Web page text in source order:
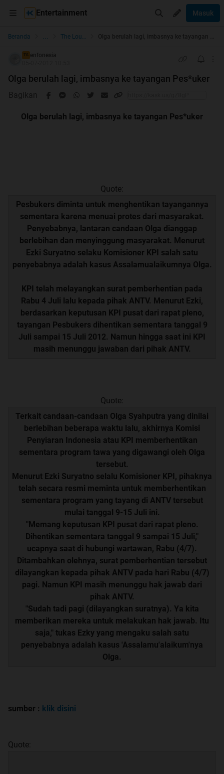
Entertainment Masuk
Beranda ... The Lounge
TS enfonesia
Olga berulah lagi, imbasnya ke tayangan Pes*uker
Bagikan
Olga berulah lagi, imbasnya ke tayangan Pes*uker
Quote:
Pesbukers diminta untuk menghentikan tayangannya
sementara karena menuai protes dari masyarakat.
Penyebabnya, lantaran candaan Olga dianggap
berlebihan dan menyinggung masyarakat. Menurut
Ezki Suryatno selaku Komisioner KPI salah satu
penyebabnya adalah kasus Assalamualaikumnya Olga.
KPI telah melayangkan surat pemberhentian pada
Rabu 4 Juli lalu kepada pihak ANTV. Menurut Ezki,
berdasarkan keputusan KPI pusat dari rapat pleno,
tayangan Pesbukers dihentikan sementara tanggal 9
Juli sampai 15 Juli 2012. Namun hingga saat ini KPI
masih menunggu jawaban dari pihak ANTV.
Quote:
Terkait candaan-candaan Olga Syahputra yang dinilai
berlebihan beberapa waktu lalu, akhirnya Komisi
Penyiaran Indonesia atau KPI memberhentikan
sementara program tawa yang digawangi oleh Olga
tersebut.
Menurut Ezki Suryatno selalu Komisioner KPI, pihaknya
telah secara resmi meminta untuk memberhentikan
sementara program yang tayang di ANTV tersebut
mulai tanggal 9-15 Juli ini.
"Memang keputusan KPI pusat dari rapat pleno.
Dihentikan sementara tanggal 9 sampai 15 Juli,"
ucapnya saat di hubungi wartawan, Rabu (4/7).
Ditambahkan olehnya, surat pemberhentian tersebut
dilayangkan kepada pihak ANTV pada hari Rabu (4/7)
pagi. Namun KPI masih menunggu hak jawab dari
pihak ANTV.
"Sudah tadi pagi (dilayangkan suratnya). Ya kita
memberikan mereka untuk melakukan hak jawab. Itu
saja," tukas Ezky yang mengaku salah satu
penyebabnya adalah kasus 'Assalamu'alaikum'nya
Olga.
sumber : klik disini
Quote: